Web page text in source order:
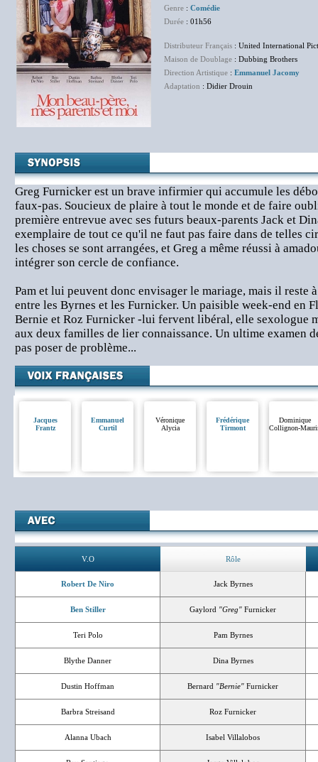
Genre : Comédie
Durée : 01h56
Distributeur Français : United International
Maison de Doublage : Dubbing Brothers
Direction Artistique : Emmanuel Jacomy
Adaptation : Didier Drouin
Greg Furnicker est un brave infirmier qui accumule les
faux-pas. Soucieux de plaire à tout le monde et de faire
première entrevue avec ses futurs beaux-parents Jack et
exemplaire de tout ce qu'il ne faut pas faire dans de telles
les choses se sont arrangées, et Greg a même réussi à
intégrer son cercle de confiance.
Pam et lui peuvent donc envisager le mariage, mais il reste
entre les Byrnes et les Furnicker. Un paisible week-end en
Bernie et Roz Furnicker -lui fervent libéral, elle sexologue
aux deux familles de lier connaissance. Un ultime examen
pas poser de problème...
Jacques
Frantz
Emmanuel
Curtil
Véronique
Alycia
Frédérique
Tirmont
Dominique
Collignon-
V.O Rôle
Robert De Niro Jack Byrnes
Ben Stiller Gaylord "Greg" Furnicker
Teri Polo Pam Byrnes
Blythe Danner Dina Byrnes
Dustin Hoffman Bernard "Bernie" Furnicker
Barbra Streisand Roz Furnicker
Alanna Ubach Isabel Villalobos